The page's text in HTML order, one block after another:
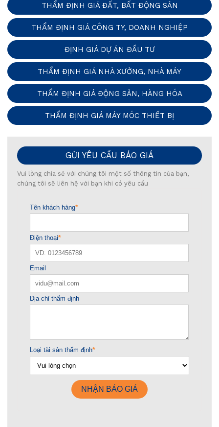
THẨM ĐỊNH GIÁ ĐẤT, BẤT ĐỘNG SẢN
THẨM ĐỊNH GIÁ CÔNG TY, DOANH NGHIỆP
ĐỊNH GIÁ DỰ ÁN ĐẦU TƯ
THẨM ĐỊNH GIÁ NHÀ XƯỞNG, NHÀ MÁY
THẨM ĐỊNH GIÁ ĐỘNG SẢN, HÀNG HÓA
THẨM ĐỊNH GIÁ MÁY MÓC THIẾT BỊ
GỬI YÊU CẦU BÁO GIÁ
Vui lòng chia sẻ với chúng tôi một số thông tin của bạn,
chúng tôi sẽ liên hệ với bạn khi có yêu cầu